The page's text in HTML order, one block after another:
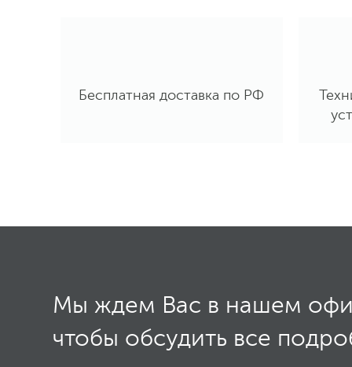
Бесплатная доставка по РФ
Мы ждем Вас в нашем
чтобы обсудить все